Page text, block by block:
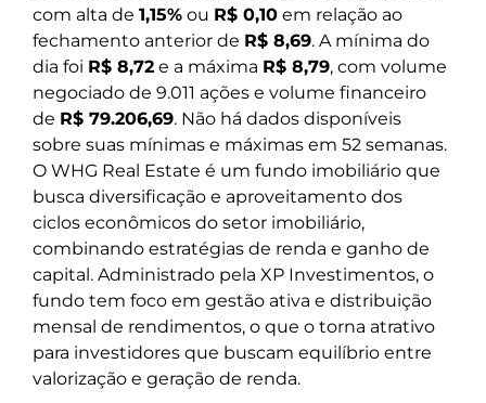
com alta de 1,15% ou R$ 0,10 em relação ao
fechamento anterior de R$ 8,69. A mínima do
dia foi R$ 8,72 e a máxima R$ 8,79, com volume
negociado de 9.011 ações e volume financeiro
de R$ 79.206,69. Não há dados disponíveis
sobre suas mínimas e máximas em 52 semanas.
O WHG Real Estate é um fundo imobiliário que
busca diversificação e aproveitamento dos
ciclos econômicos do setor imobiliário,
combinando estratégias de renda e ganho de
capital. Administrado pela XP Investimentos, o
fundo tem foco em gestão ativa e distribuição
mensal de rendimentos, o que o torna atrativo
para investidores que buscam equilíbrio entre
valorização e geração de renda.